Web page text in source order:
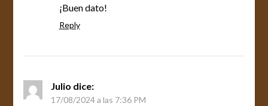
¡Buen dato!
Reply
Julio dice:
17/08/2024 a las 7:36 PM